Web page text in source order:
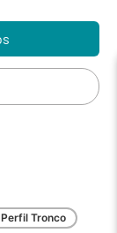
Perfil Tronco